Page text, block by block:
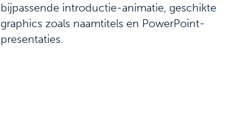
bijpassende introductie-animatie, geschikte
graphics zoals naamtitels en PowerPoint-
presentaties.